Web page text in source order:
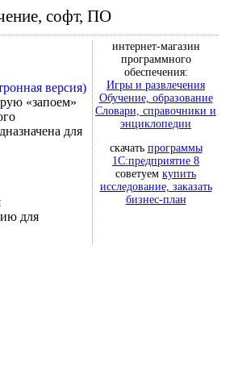
софт, ПО
«запоем»
для
для
интернет-магазин
программного
обеспечения:
Игры и развлечения
Обучение, образование
Словари, справочники и
энциклопедии
скачать программы
1С:предприятие 8
советуем купить
исследование, заказать
бизнес-план